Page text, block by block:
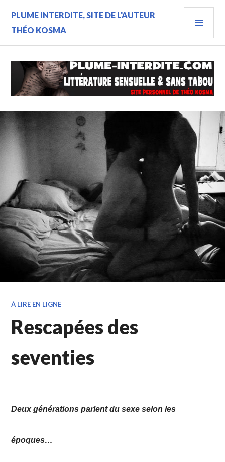
contenu
PLUME INTERDITE, SITE DE L'AUTEUR
THÉO KOSMA
À LIRE EN LIGNE
Rescapées des
seventies
Deux générations parlent du sexe selon les
époques…